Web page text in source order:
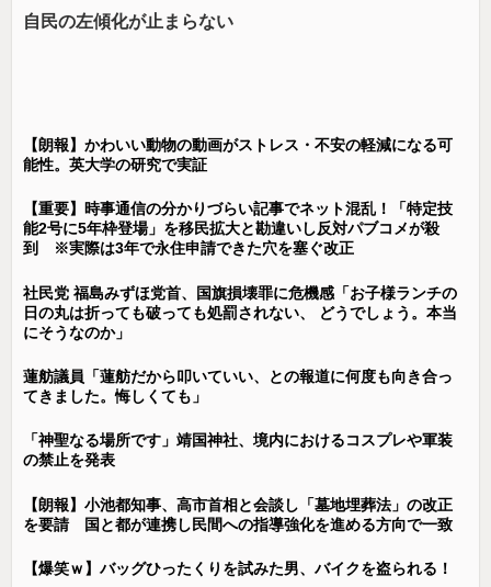
自民の左傾化が止まらない
【朗報】かわいい動物の動画がストレス・不安の軽減になる可
能性。英大学の研究で実証
【重要】時事通信の分かりづらい記事でネット混乱！「特定技
能2号に5年枠登場」を移民拡大と勘違いし反対パブコメが殺
到 ※実際は3年で永住申請できた穴を塞ぐ改正
社民党 福島みずほ党首、国旗損壊罪に危機感「お子様ランチの
日の丸は折っても破っても処罰されない、 どうでしょう。本当
にそうなのか」
蓮舫議員「蓮舫だから叩いていい、との報道に何度も向き合っ
てきました。悔しくても」
「神聖なる場所です」靖国神社、境内におけるコスプレや軍装
の禁止を発表
【朗報】小池都知事、高市首相と会談し「墓地埋葬法」の改正
を要請 国と都が連携し民間への指導強化を進める方向で一致
【爆笑ｗ】バッグひったくりを試みた男、バイクを盗られる！